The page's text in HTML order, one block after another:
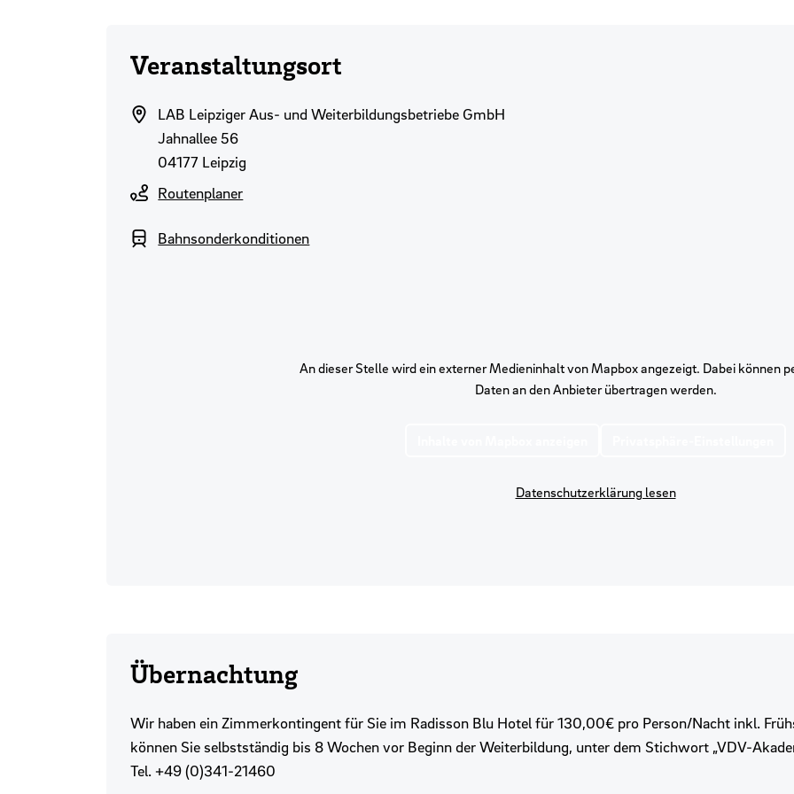
Veranstaltungsort
LAB Leipziger Aus- und Weiterbildungsbetriebe GmbH
Jahnallee 56
04177 Leipzig
Routenplaner
Bahnsonderkonditionen
An dieser Stelle wird ein externer Medieninhalt von Mapbox angezeigt. Dabei können
Daten an den Anbieter übertragen werden.
Datenschutzerklärung lesen
Übernachtung
Wir haben ein Zimmerkontingent für Sie im Radisson Blu Hotel für 130,00€ pro Person/Nacht inkl.
können Sie selbstständig bis 8 Wochen vor Beginn der Weiterbildung, unter dem Stichwort „VDV-
Tel. +49 (0)341-21460